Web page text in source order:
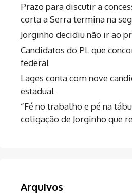
Prazo para discutir a
corta a Serra termina na
Jorginho decidiu não ir ao
Candidatos do PL que
federal
Lages conta com nove
estadual
“Fé no trabalho e pé na
coligação de Jorginho que
Arquivos